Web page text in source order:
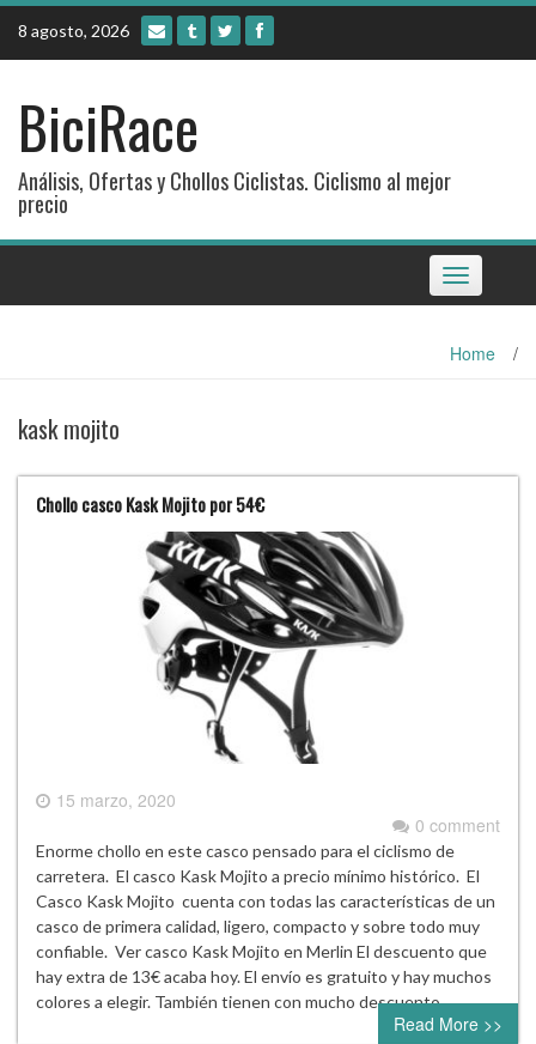
Skip
content
8 agosto, 2026
BiciRace
Análisis, Ofertas y Chollos Ciclistas. Ciclismo al mejor
precio
Toggle
navigation
Home /
kask mojito
Chollo casco Kask Mojito por 54€
15 marzo, 2020
0 comment
Enorme chollo en este casco pensado para el ciclismo de
carretera. El casco Kask Mojito a precio mínimo histórico. El
Casco Kask Mojito cuenta con todas las características de un
casco de primera calidad, ligero, compacto y sobre todo muy
confiable. Ver casco Kask Mojito en Merlin El descuento que
hay extra de 13€ acaba hoy. El envío es gratuito y hay muchos
colores a elegir. También tienen con mucho descuento…
Read More >>